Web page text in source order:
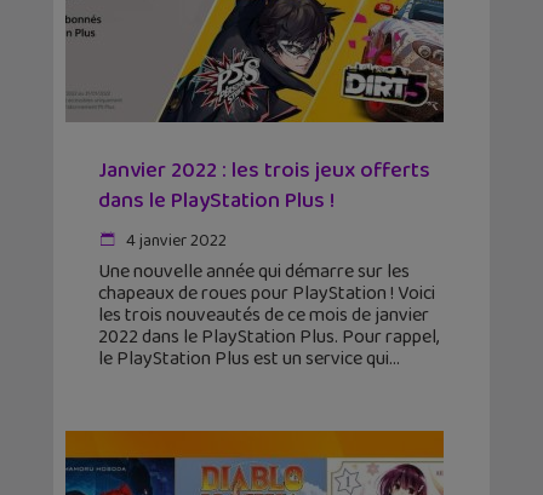
Janvier 2022 : les trois jeux offerts
dans le PlayStation Plus !
4 janvier 2022
Une nouvelle année qui démarre sur les
chapeaux de roues pour PlayStation ! Voici
les trois nouveautés de ce mois de janvier
2022 dans le PlayStation Plus. Pour rappel,
le PlayStation Plus est un service qui